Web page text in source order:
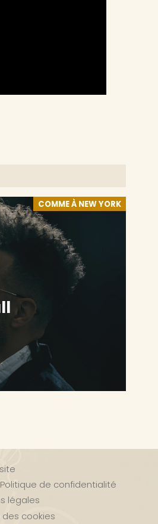
COMME À NEW YORK
de confidentialité
légales
cookies